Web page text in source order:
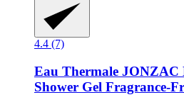
4.4 (7)
Eau Thermale JONZAC
Shower Gel Fragrance-​